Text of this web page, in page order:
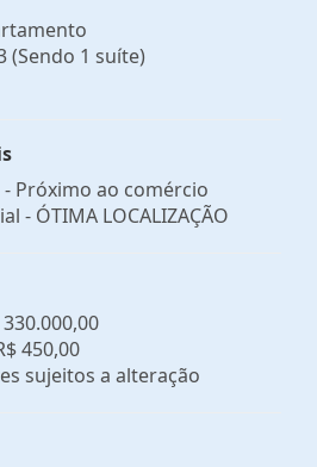
(Sendo 1 suíte)
- Próximo ao comércio
- ÓTIMA LOCALIZAÇÃO
330.000,00
450,00
sujeitos a alteração